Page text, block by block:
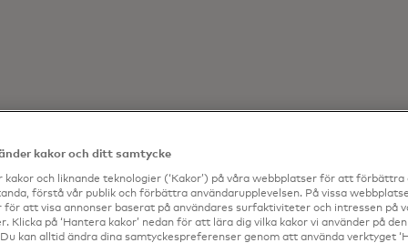
kakor och ditt samtycke
kakor och liknande teknologier (‘Kakor’) på våra webbplatser för att förbättra
förstå vår publik och förbättra användarupplevelsen. På vissa
för att visa annonser baserat på användares surfaktiviteter och intressen på
Klicka på ‘Hantera kakor’ nedan för att lära dig vilka kakor vi använder på
kan alltid ändra dina samtyckespreferenser genom att använda verktyget